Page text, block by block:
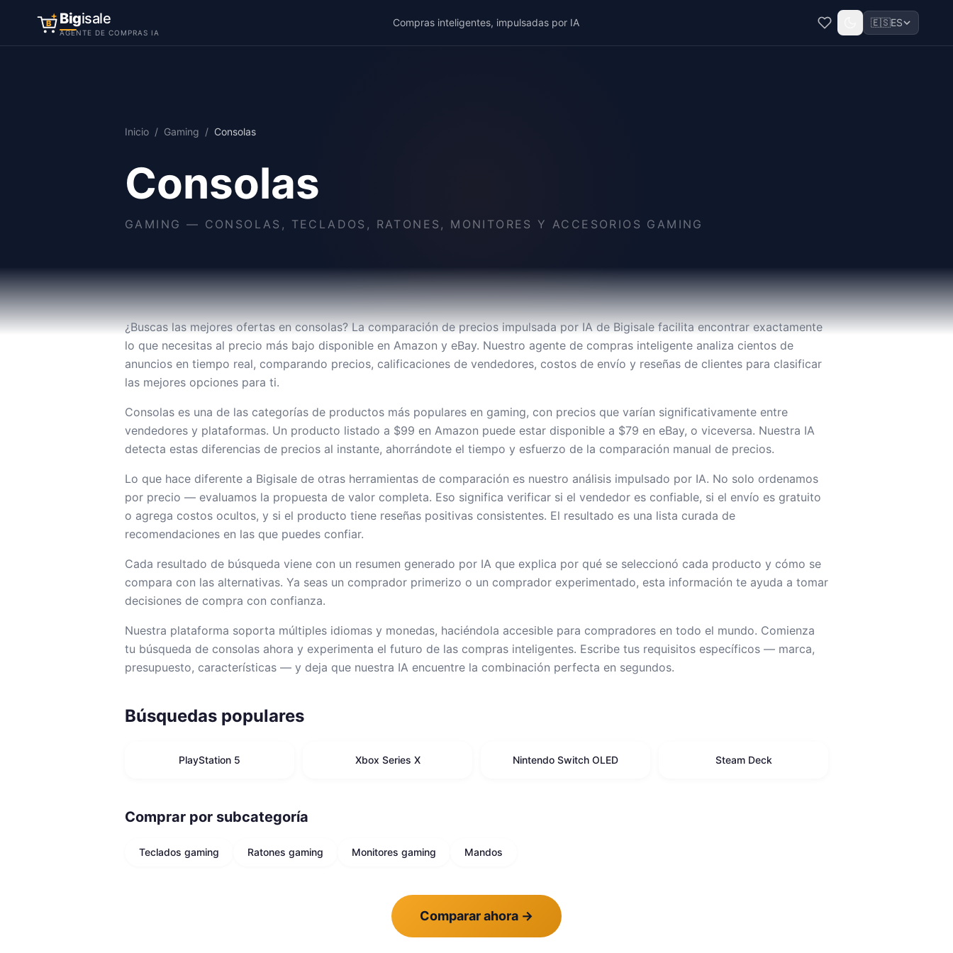
B Bigisale
AGENTE DE COMPRAS IA
Compras inteligentes, impulsadas por IA 🇪🇸ES
Inicio / Gaming / Consolas
Consolas
GAMING — CONSOLAS, TECLADOS, RATONES, MONITORES Y ACCESORIOS GAMING
¿Buscas las mejores ofertas en consolas? La comparación de precios impulsada por IA de Bigisale facilita encontrar exactamente
lo que necesitas al precio más bajo disponible en Amazon y eBay. Nuestro agente de compras inteligente analiza cientos de
anuncios en tiempo real, comparando precios, calificaciones de vendedores, costos de envío y reseñas de clientes para clasificar
las mejores opciones para ti.
Consolas es una de las categorías de productos más populares en gaming, con precios que varían significativamente entre
vendedores y plataformas. Un producto listado a $99 en Amazon puede estar disponible a $79 en eBay, o viceversa. Nuestra IA
detecta estas diferencias de precios al instante, ahorrándote el tiempo y esfuerzo de la comparación manual de precios.
Lo que hace diferente a Bigisale de otras herramientas de comparación es nuestro análisis impulsado por IA. No solo ordenamos
por precio — evaluamos la propuesta de valor completa. Eso significa verificar si el vendedor es confiable, si el envío es gratuito
o agrega costos ocultos, y si el producto tiene reseñas positivas consistentes. El resultado es una lista curada de
recomendaciones en las que puedes confiar.
Cada resultado de búsqueda viene con un resumen generado por IA que explica por qué se seleccionó cada producto y cómo se
compara con las alternativas. Ya seas un comprador primerizo o un comprador experimentado, esta información te ayuda a tomar
decisiones de compra con confianza.
Nuestra plataforma soporta múltiples idiomas y monedas, haciéndola accesible para compradores en todo el mundo. Comienza
tu búsqueda de consolas ahora y experimenta el futuro de las compras inteligentes. Escribe tus requisitos específicos — marca,
presupuesto, características — y deja que nuestra IA encuentre la combinación perfecta en segundos.
Búsquedas populares
PlayStation 5 Xbox Series X Nintendo Switch OLED Steam Deck
Comprar por subcategoría
Teclados gaming Ratones gaming Monitores gaming Mandos
Comparar ahora →